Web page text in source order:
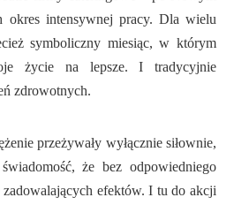
okres intensywnej pracy. Dla wielu
symboliczny miesiąc, w którym
życie na lepsze. I tradycyjnie
zdrowotnych.
przeżywały wyłącznie siłownie,
że bez odpowiedniego
efektów. I tu do akcji